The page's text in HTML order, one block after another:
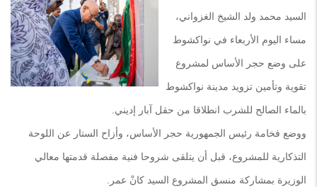
السيد محمد ولد الشيخ الغزواني،
مساء اليوم الأربعاء في نواكشوط
على وضع حجر الأساس لمشروع
تقوية وتأمين تزويد مدينة نواكشوط
بالماء الصالح للشرب انطلاقا من حقل آبار إديني.
ووضع فخامة رئيس الجمهورية حجر الأساس، وأزاح الستار عن اللوحة
التذكارية للمشروع، قبل أن يتلقى شروحا فنية مفصلة قدمتها معالي
الوزيرة بمشاركة منسق المشروع السيد كانْ عمر.